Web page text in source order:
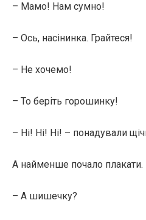
– Мамо! Нам сумно!
– Ось, насінинка. Грайтеся!
– Не хочемо!
– То беріть горошинку!
– Ні! Ні! Ні! – понадували
А найменше почало плакати.
– А шишечку?